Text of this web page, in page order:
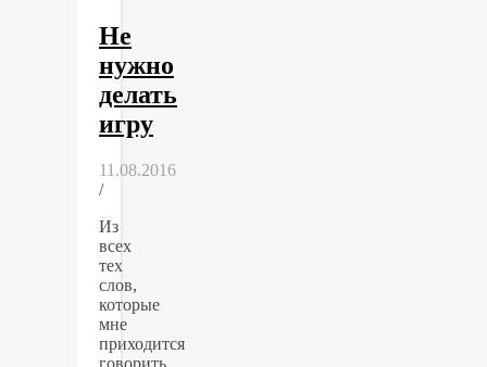
Не
нужно
делать
игру
11.08.2016
/
Из
всех
тех
слов,
которые
мне
приходится
говорить